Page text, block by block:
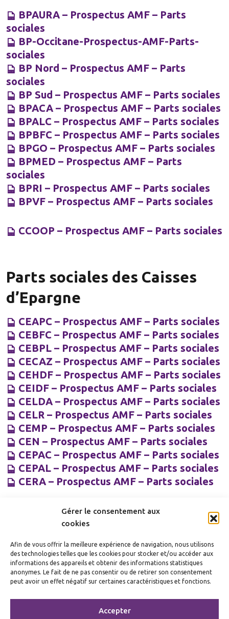
Gérer le consentement aux
cookies
Afin de vous offrir la meilleure expérience de navigation, nous utilisons
des technologies telles que les cookies pour stocker et/ou accéder aux
informations des appareils et obtenir des informations statistiques
anonymes. Le fait de ne pas consentir ou de retirer son consentement
peut avoir un effet négatif sur certaines caractéristiques et fonctions.
Accepter
BPAURA – Prospectus AMF – Parts
sociales
BP-Occitane-Prospectus-AMF-Parts-
sociales
BP Nord – Prospectus AMF – Parts
sociales
BP Sud – Prospectus AMF – Parts sociales
BPACA – Prospectus AMF – Parts sociales
BPALC – Prospectus AMF – Parts sociales
BPBFC – Prospectus AMF – Parts sociales
BPGO – Prospectus AMF – Parts sociales
BPMED – Prospectus AMF – Parts
sociales
BPRI – Prospectus AMF – Parts sociales
BPVF – Prospectus AMF – Parts sociales
CCOOP – Prospectus AMF – Parts sociales
Parts sociales des Caisses
d’Epargne
CEAPC – Prospectus AMF – Parts sociales
CEBFC – Prospectus AMF – Parts sociales
CEBPL – Prospectus AMF – Parts sociales
CECAZ – Prospectus AMF – Parts sociales
CEHDF – Prospectus AMF – Parts sociales
CEIDF – Prospectus AMF – Parts sociales
CELDA – Prospectus AMF – Parts sociales
CELR – Prospectus AMF – Parts sociales
CEMP – Prospectus AMF – Parts sociales
CEN – Prospectus AMF – Parts sociales
CEPAC – Prospectus AMF – Parts sociales
CEPAL – Prospectus AMF – Parts sociales
CERA – Prospectus AMF – Parts sociales
Mentions
légales
Crédits
Politique de cookies
(UE)
Fier
d’être
client
Souscrire
des
parts
sociales
Souscrire
des parts
sociales via
votre PEE
L’après-
souscription
en parts
sociales
Documentation
Souscrire